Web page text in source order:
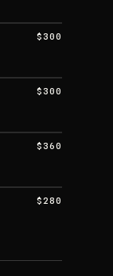
$300
$300
$360
$280